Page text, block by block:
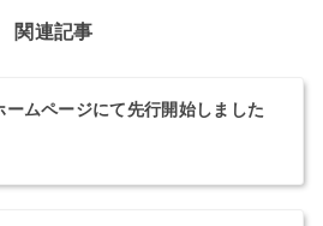
関連記事
ムページにて先行開始しました